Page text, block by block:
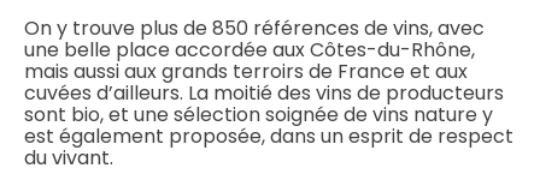
On y trouve plus de 850 références de vins, avec
une belle place accordée aux Côtes-du-Rhône,
mais aussi aux grands terroirs de France et aux
cuvées d’ailleurs. La moitié des vins de producteurs
sont bio, et une sélection soignée de vins nature y
est également proposée, dans un esprit de respect
du vivant.